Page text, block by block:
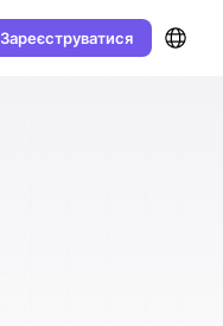
Зареєструватися